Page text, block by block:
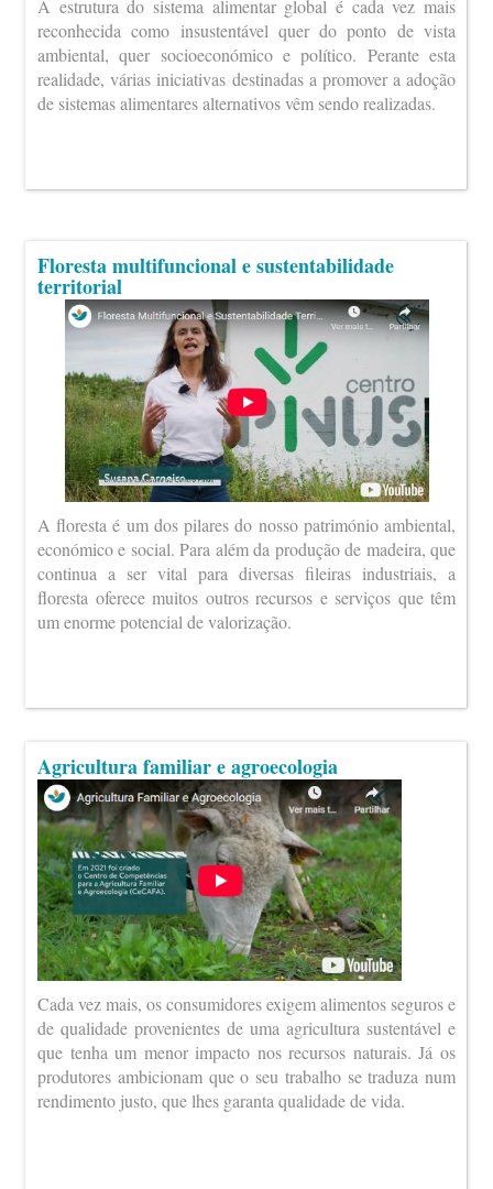
A estrutura do sistema alimentar global é cada vez mais
reconhecida como insustentável quer do ponto de vista
ambiental, quer socioeconómico e político. Perante esta
realidade, várias iniciativas destinadas a promover a adoção
de sistemas alimentares alternativos vêm sendo realizadas.
Floresta multifuncional e sustentabilidade
territorial
A floresta é um dos pilares do nosso património ambiental,
económico e social. Para além da produção de madeira, que
continua a ser vital para diversas fileiras industriais, a
floresta oferece muitos outros recursos e serviços que têm
um enorme potencial de valorização.
Agricultura familiar e agroecologia
Cada vez mais, os consumidores exigem alimentos seguros e
de qualidade provenientes de uma agricultura sustentável e
que tenha um menor impacto nos recursos naturais. Já os
produtores ambicionam que o seu trabalho se traduza num
rendimento justo, que lhes garanta qualidade de vida.